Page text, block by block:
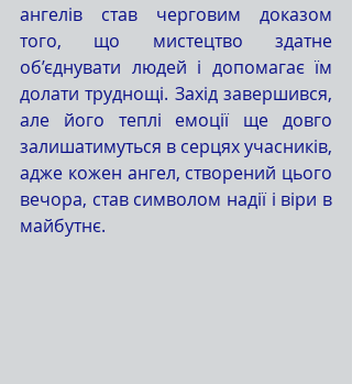
ангелів став черговим доказом
того, що мистецтво здатне
об’єднувати людей і допомагає їм
долати труднощі. Захід завершився,
але його теплі емоції ще довго
залишатимуться в серцях учасників,
адже кожен ангел, створений цього
вечора, став символом надії і віри в
майбутнє.